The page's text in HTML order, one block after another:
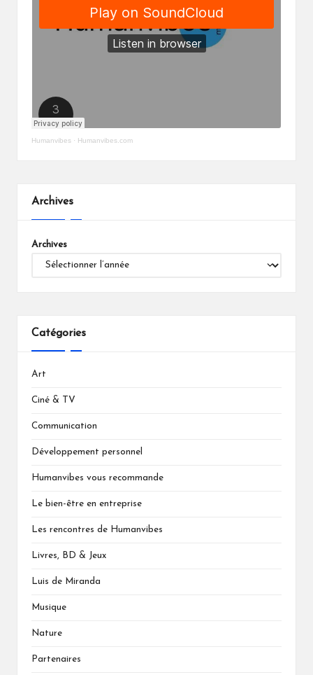
Humanvibes · Humanvibes.com
Archives
Archives
Catégories
Art
Ciné & TV
Communication
Développement personnel
Humanvibes vous recommande
Le bien-être en entreprise
Les rencontres de Humanvibes
Livres, BD & Jeux
Luis de Miranda
Musique
Nature
Partenaires